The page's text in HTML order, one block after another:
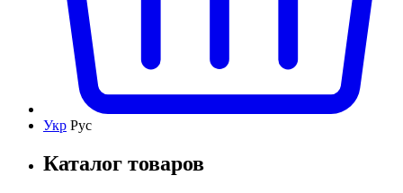
Укр Рус
Каталог товаров